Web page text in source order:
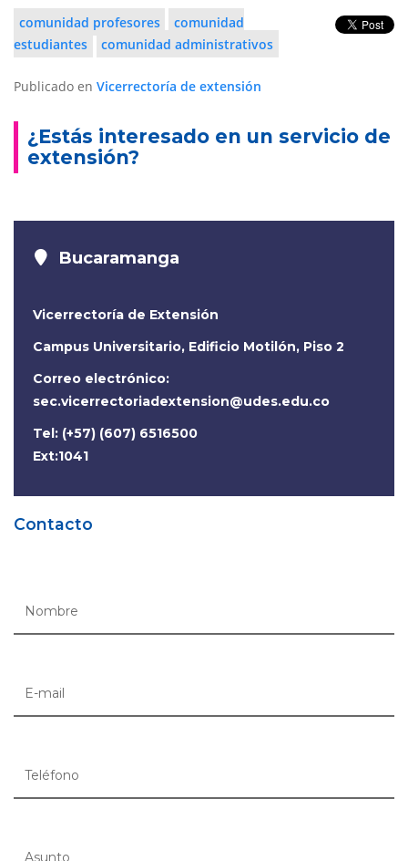
comunidad profesores
comunidad
estudiantes
comunidad administrativos
Publicado en Vicerrectoría de extensión
¿Estás interesado en un servicio de
extensión?
Bucaramanga
Vicerrectoría de Extensión
Campus Universitario, Edificio Motilón, Piso 2
Correo electrónico:
sec.vicerrectoriadextension@udes.edu.co
Tel: (+57) (607) 6516500
Ext:1041
Contacto